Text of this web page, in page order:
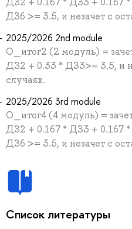
ДЗ6 >= 3.5, и незачет с
2025/2026 2nd module
О_итог2 (2 модуль) =
ДЗ2 + 0.33 * ДЗ3>= 3.5, и
случаях.
2025/2026 3rd module
О_итог4 (4 модуль) =
ДЗ2 + 0.167 * ДЗ3 + 0.167
ДЗ6 >= 3.5, и незачет с
Список литературы